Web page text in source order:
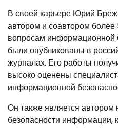
В своей карьере Юрий
автором и соавтором
вопросам информационной
были опубликованы в
журналах. Его работы
высоко оценены
информационной
Он также является автором
безопасности